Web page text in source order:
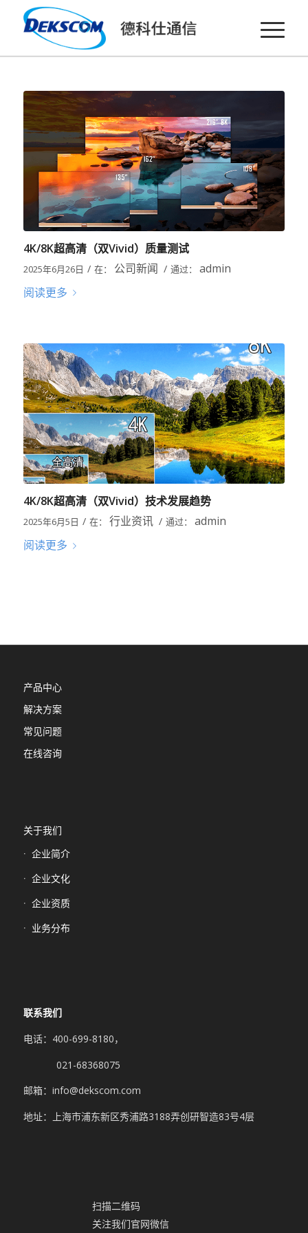
4K/8K超高清（双Vivid）质量测试
2025年6月26日 / 在： 公司新闻 / 通过： admin
阅读更多
4K/8K超高清（双Vivid）技术发展趋势
2025年6月5日 / 在： 行业资讯 / 通过： admin
阅读更多
产品中心
解决方案
常见问题
在线咨询
关于我们
企业简介
企业文化
企业资质
业务分布
联系我们
电话：400-699-8180，
021-68368075
邮箱：info@dekscom.com
地址：上海市浦东新区秀浦路3188弄创研智造83号4层
扫描二维码
关注我们官网微信